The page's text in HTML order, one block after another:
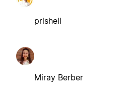
prlshell
Miray Berber